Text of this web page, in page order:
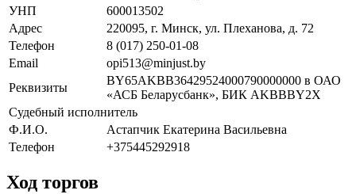
УНП
600013502
Адрес
220095, г. Минск, ул. Плеханова, д. 72
Телефон
8 (017) 250-01-08
Email
opi513@minjust.by
Реквизиты
BY65AKBB36429524000790000000 в ОАО
«АСБ Беларусбанк», БИК AKBBBY2X
Судебный исполнитель
Ф.И.О.
Астапчик Екатерина Васильевна
Телефон
+375445292918
Ход торгов